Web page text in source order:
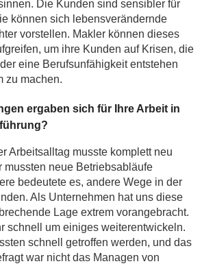
Die Kunden sind sensibler für
können sich lebensverändernde
vorstellen. Makler können dieses
um ihre Kunden auf Krisen, die
eine Berufsunfähigkeit entstehen
zu machen.
ergaben sich für Ihre Arbeit in
Arbeitsalltag musste komplett neu
mussten neue Betriebsabläufe
bedeutete es, andere Wege in der
Als Unternehmen hat uns diese
Lage extrem vorangebracht.
schnell um einiges weiterentwickeln.
schnell getroffen werden, und das
war nicht das Managen von